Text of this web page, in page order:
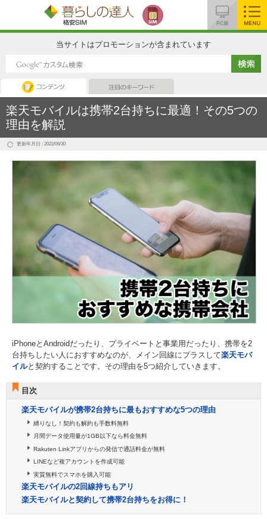
MENU
当サイトはプロモーションが含まれています
コンテンツ 注目のキーワード
楽天モバイルは携帯2台持ちに最適！その5つの
理由を解説
更新年月日 : 2022/06/30
iPhoneとAndroidだったり、プライベートと事業用だったり、携帯を2
台持ちしたい人におすすめなのが、メイン回線にプラスして楽天モバ
イルと契約することです。その理由を5つ紹介していきます。
目次
楽天モバイルが携帯2台持ちに最もおすすめな5つの理由
縛りなし！契約も解約も手数料無料
月間データ使用量が1GB以下なら料金無料
Rakuten Linkアプリからの発信で通話料金が無料
LINEなど複アカウントを作成可能
実質無料でスマホを購入可能
楽天モバイルの2回線持ちもアリ
楽天モバイルと契約して携帯2台持ちをお得に！